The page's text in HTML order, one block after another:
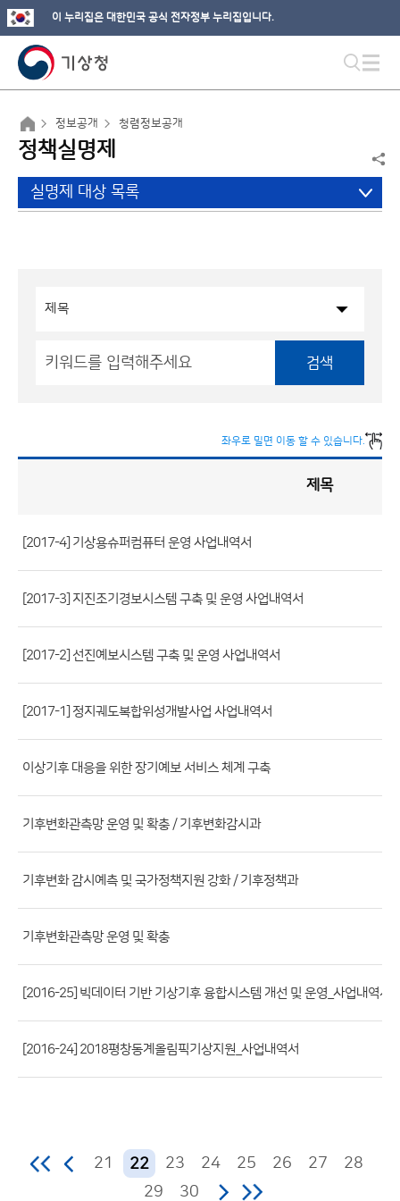
이 누리집은 대한민국 공식 전자정부 누리집입니다.
정보공개 청렴정보공개
정책실명제
실명제 대상 목록
검색
좌우로 밀면 이동 할 수 있습니다.
게
시
판
목
록
(번
호,
등
부
서,
첨
록
일,
조
제목
[2017-4] 기상용슈퍼컴퓨터 운영 사업내역서
[2017-3] 지진조기경보시스템 구축 및 운영 사업내역서
[2017-2] 선진예보시스템 구축 및 운영 사업내역서
[2017-1] 정지궤도복합위성개발사업 사업내역서
이상기후 대응을 위한 장기예보 서비스 체계 구축
기후변화관측망 운영 및 확충 / 기후변화감시과
기후변화 감시예측 및 국가정책지원 강화 / 기후정책과
기후변화관측망 운영 및 확충
[2016-25] 빅데이터 기반 기상기후 융합시스템 개선 및 운영_사업내역서
[2016-24] 2018평창동계올림픽기상지원_사업내역서
21 22 23 24 25 26 27
28
29
30